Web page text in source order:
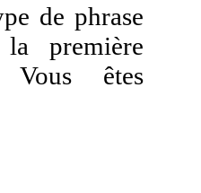
de phrase
première
êtes